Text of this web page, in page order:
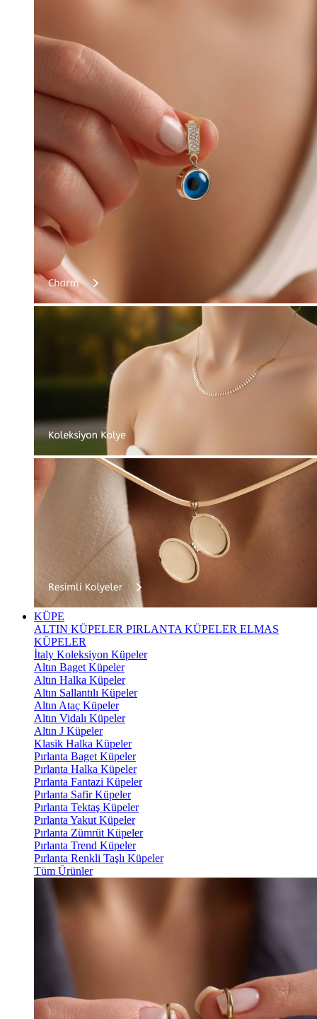
KÜPE
ALTIN KÜPELER PIRLANTA KÜPELER ELMAS
KÜPELER
İtaly Koleksiyon Küpeler
Altın Baget Küpeler
Altın Halka Küpeler
Altın Sallantılı Küpeler
Altın Ataç Küpeler
Altın Vidalı Küpeler
Altın J Küpeler
Klasik Halka Küpeler
Pırlanta Baget Küpeler
Pırlanta Halka Küpeler
Pırlanta Fantazi Küpeler
Pırlanta Safir Küpeler
Pırlanta Tektaş Küpeler
Pırlanta Yakut Küpeler
Pırlanta Zümrüt Küpeler
Pırlanta Trend Küpeler
Pırlanta Renkli Taşlı Küpeler
Tüm Ürünler